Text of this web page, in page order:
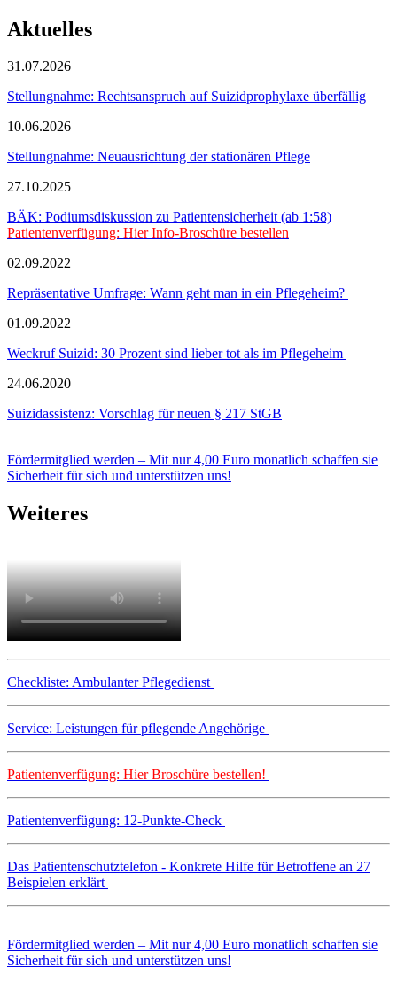
Aktuelles
31.07.2026
Stellungnahme: Rechtsanspruch auf Suizidprophylaxe überfällig
10.06.2026
Stellungnahme: Neuausrichtung der stationären Pflege
27.10.2025
BÄK: Podiumsdiskussion zu Patientensicherheit (ab 1:58)
Patientenverfügung: Hier Info-Broschüre bestellen
02.09.2022
Repräsentative Umfrage: Wann geht man in ein Pflegeheim?
01.09.2022
Weckruf Suizid: 30 Prozent sind lieber tot als im Pflegeheim
24.06.2020
Suizidassistenz: Vorschlag für neuen § 217 StGB
Fördermitglied werden – Mit nur 4,00 Euro monatlich schaffen sie
Sicherheit für sich und unterstützen uns!
Weiteres
Checkliste: Ambulanter Pflegedienst
Service: Leistungen für pflegende Angehörige
Patientenverfügung: Hier Broschüre bestellen!
Patientenverfügung: 12-Punkte-Check
Das Patientenschutztelefon - Konkrete Hilfe für Betroffene an 27
Beispielen erklärt
Fördermitglied werden – Mit nur 4,00 Euro monatlich schaffen sie
Sicherheit für sich und unterstützen uns!